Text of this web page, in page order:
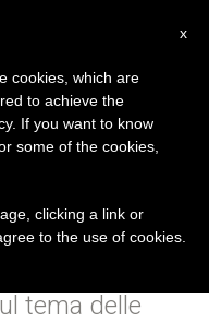
della
di San
tema delle
x
cookies, which are
to achieve the
If you want to know
some of the cookies,
clicking a link or
to the use of cookies.